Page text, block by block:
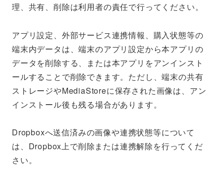
理、共有、削除は利用者の責任で行ってください。
アプリ設定、外部サービス連携情報、購入状態等の
端末内データは、端末のアプリ設定から本アプリの
データを削除する、または本アプリをアンインスト
ールすることで削除できます。ただし、端末の共有
ストレージやMediaStoreに保存された画像は、アン
インストール後も残る場合があります。
Dropboxへ送信済みの画像や連携状態等について
は、Dropbox上で削除または連携解除を行ってくだ
さい。